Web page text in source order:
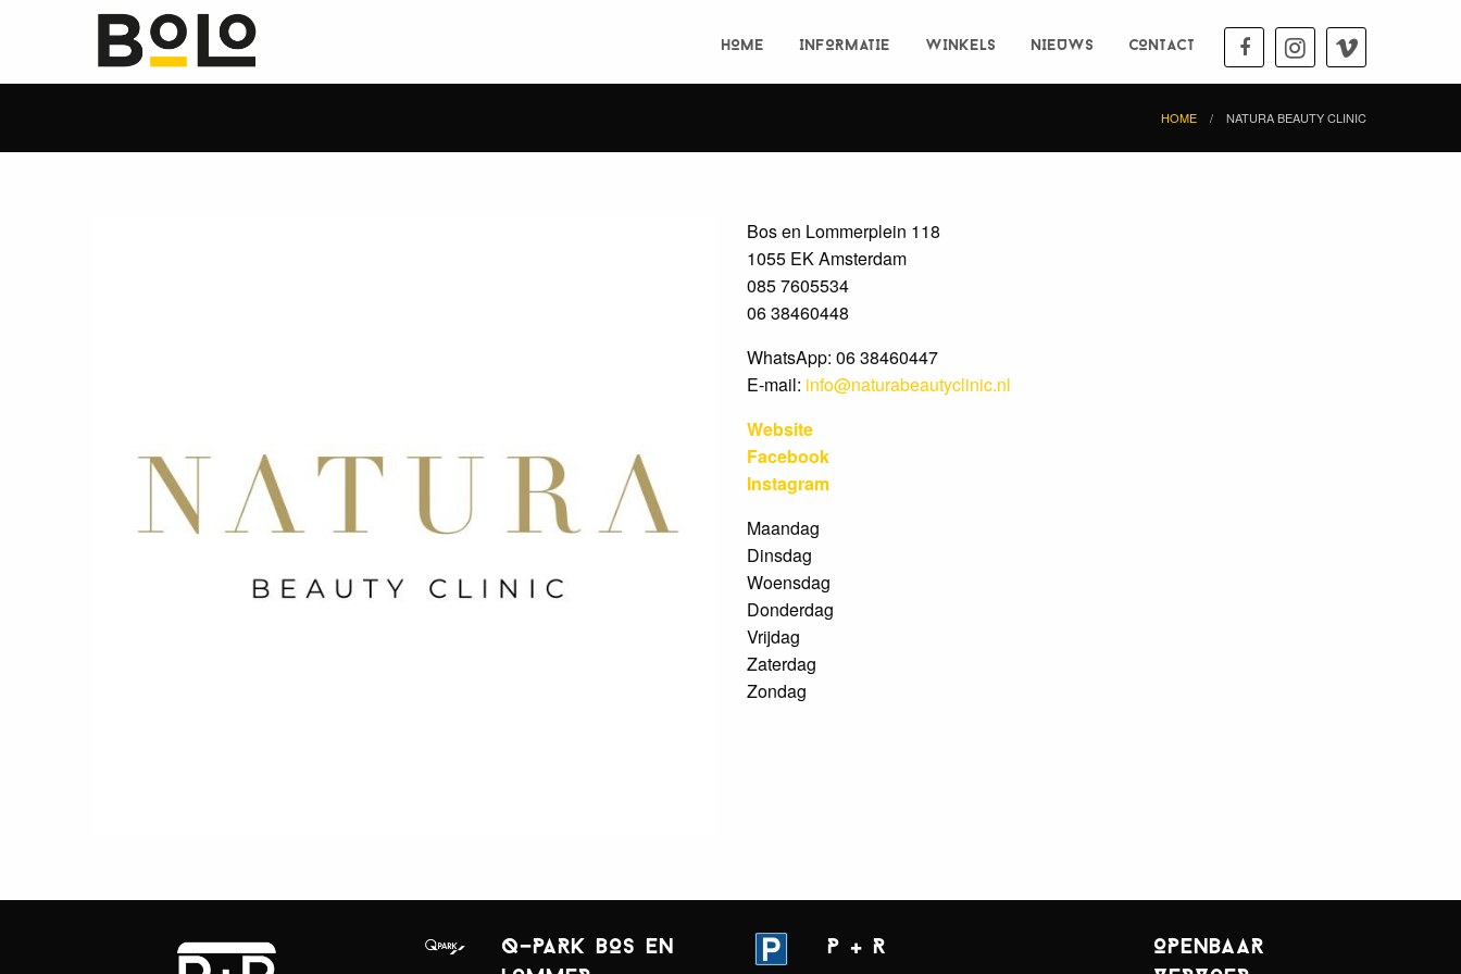
HOME INFORMATIE WINKELS NIEUWS CONTACT
HOME NATURA BEAUTY CLINIC
Bos en Lommerplein 118
1055 EK Amsterdam
085 7605534
06 38460448
WhatsApp: 06 38460447
E-mail: info@naturabeautyclinic.nl
Website
Facebook
Instagram
Maandag
Dinsdag
Woensdag
Donderdag
Vrijdag
Zaterdag
Zondag
Q-PARK BOS EN
P + R
OPENBAAR